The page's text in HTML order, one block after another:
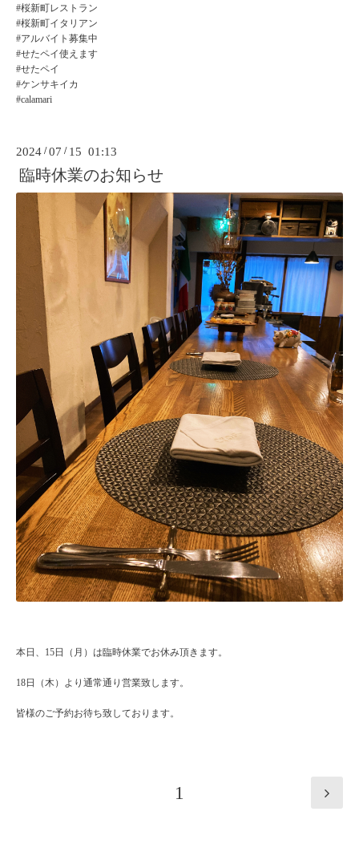
#桜新町レストラン
#桜新町イタリアン
#アルバイト募集中
#せたペイ使えます
#せたペイ
#ケンサキイカ
#calamari
2024 /07 / 15 01:13
臨時休業のお知らせ
本日、15日（月）は臨時休業でお休み頂きます。
18日（木）より通常通り営業致します。
皆様のご予約お待ち致しております。
1